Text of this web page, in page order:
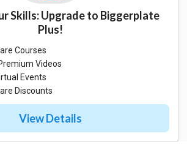
Skills: Upgrade to Biggerplate
Plus!
Courses
Videos
Events
Discounts
View Details